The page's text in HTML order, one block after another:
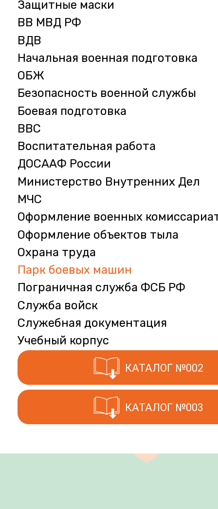
Защитные маски
ВВ МВД РФ
ВДВ
Начальная военная подготовка
ОБЖ
Безопасность военной службы
Боевая подготовка
ВВС
Воспитательная работа
ДОСААФ России
Министерство Внутренних Дел
МЧС
Оформление военных
Оформление объектов тыла
Охрана труда
Парк боевых машин
Пограничная служба ФСБ РФ
Служба войск
Служебная документация
Учебный корпус
КАТАЛОГ №002
КАТАЛОГ №003